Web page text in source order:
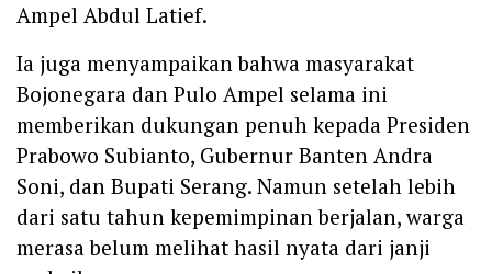
Ampel Abdul Latief.
Ia juga menyampaikan bahwa masyarakat
Bojonegara dan Pulo Ampel selama ini
memberikan dukungan penuh kepada Presiden
Prabowo Subianto, Gubernur Banten Andra
Soni, dan Bupati Serang. Namun setelah lebih
dari satu tahun kepemimpinan berjalan, warga
merasa belum melihat hasil nyata dari janji